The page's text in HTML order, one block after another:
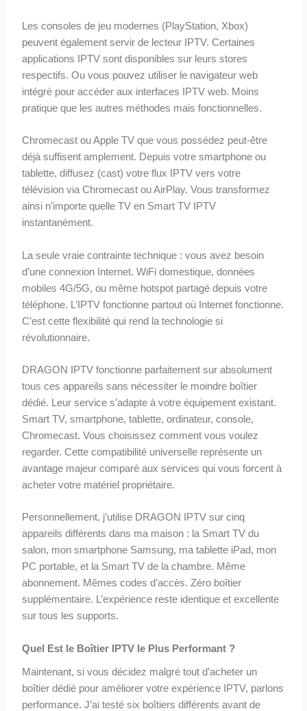
Les consoles de jeu modernes (PlayStation, Xbox)
peuvent également servir de lecteur IPTV. Certaines
applications IPTV sont disponibles sur leurs stores
respectifs. Ou vous pouvez utiliser le navigateur web
intégré pour accéder aux interfaces IPTV web. Moins
pratique que les autres méthodes mais fonctionnelles.
Chromecast ou Apple TV que vous possédez peut-être
déjà suffisent amplement. Depuis votre smartphone ou
tablette, diffusez (cast) votre flux IPTV vers votre
télévision via Chromecast ou AirPlay. Vous transformez
ainsi n’importe quelle TV en Smart TV IPTV
instantanément.
La seule vraie contrainte technique : vous avez besoin
d’une connexion Internet. WiFi domestique, données
mobiles 4G/5G, ou même hotspot partagé depuis votre
téléphone. L’IPTV fonctionne partout où Internet fonctionne.
C’est cette flexibilité qui rend la technologie si
révolutionnaire.
DRAGON IPTV fonctionne parfaitement sur absolument
tous ces appareils sans nécessiter le moindre boîtier
dédié. Leur service s’adapte à votre équipement existant.
Smart TV, smartphone, tablette, ordinateur, console,
Chromecast. Vous choisissez comment vous voulez
regarder. Cette compatibilité universelle représente un
avantage majeur comparé aux services qui vous forcent à
acheter votre matériel propriétaire.
Personnellement, j’utilise DRAGON IPTV sur cinq
appareils différents dans ma maison : la Smart TV du
salon, mon smartphone Samsung, ma tablette iPad, mon
PC portable, et la Smart TV de la chambre. Même
abonnement. Mêmes codes d’accès. Zéro boîtier
supplémentaire. L’expérience reste identique et excellente
sur tous les supports.
Quel Est le Boîtier IPTV le Plus Performant ?
Maintenant, si vous décidez malgré tout d’acheter un
boîtier dédié pour améliorer votre expérience IPTV, parlons
performance. J’ai testé six boîtiers différents avant de